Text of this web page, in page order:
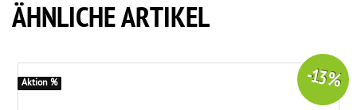
ÄHNLICHE ARTIKEL
-13 %
Aktion %